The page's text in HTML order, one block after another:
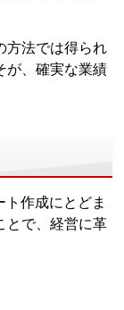
方法では得られ
が、確実な業績
作成にとどま
とで、経営に革